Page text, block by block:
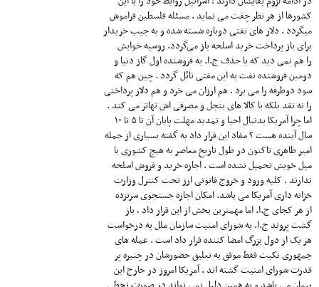
کشورها از هر نظر چفت می نماید . مسئله‌ فلسطین فراموش
میگردد . دلار های نفتی دوباره شسته شده و به جیب خریدار
برای باز پرداخت خرید اسلحه باز می‌گردد. روسیه خوابش
را هم نمی دید که با حذف ج.ا. به فروشنده اول گاز دنیا و
دومین فروشنده نفت به این مفتی نائل گردد . چین هم که
سود دوطرفه را می برد . هم ارزان می خرد و هم دلار پرداختی
را نه نقد بلکه با کالا های بنجل و مصرفی اش تهاتر می کند .
اما چرا آمریکا بدنبال احیا و تمدید مهلت پایان آن تا ۵ تا ۱۰
سال آینده هست ؟ مفاد این قرار داد به گفته بسیاری از جمله
امیر طاهری تاکنون در طول تاریخ معاصر به هیچ کشوری با
میل خویش تحمیل نشده است . اجازه خرید و فروش اسلحه
ندارند . کلیه ورود و خروج قانونی ارز تحت کنترل وزارت
خزانه داری آمریکا می باشد. امکان اجازه جستجوی سرنزده
از هر کجای ج.ا. اما مهمترین بخش از این قرار داد ، باز
گشت پروند ج.ا. به شورای امنیت سازمان ملل به درخواست
هر یک از دول بزرگ امضا کننده قرار داد است . عمله های
جمهوری نکبت فقط موفق به تعلیق حضورشان در چنبره پر
قدرت شورای امنیت گشته اند . آمریکا امروز در خارج این